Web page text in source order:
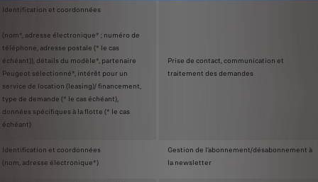
Identification et coordonnées
(nom*, adresse électronique* ; numéro de
téléphone, adresse postale (* le cas
échéant)), détails du modèle*, partenaire
Peugeot sélectionné*, intérêt pour un
service de location (leasing)/ financement,
type de demande (* le cas échéant),
données spécifiques à la flotte (* le cas
échéant)
Prise de contact, communication et
traitement des demandes
Identification et coordonnées
(nom, adresse électronique*)
Gestion de l’abonnement/désabonnement à
la newsletter